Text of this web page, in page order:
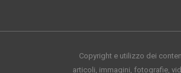
Copyright e utilizzo dei
articoli, immagini, fotografie,